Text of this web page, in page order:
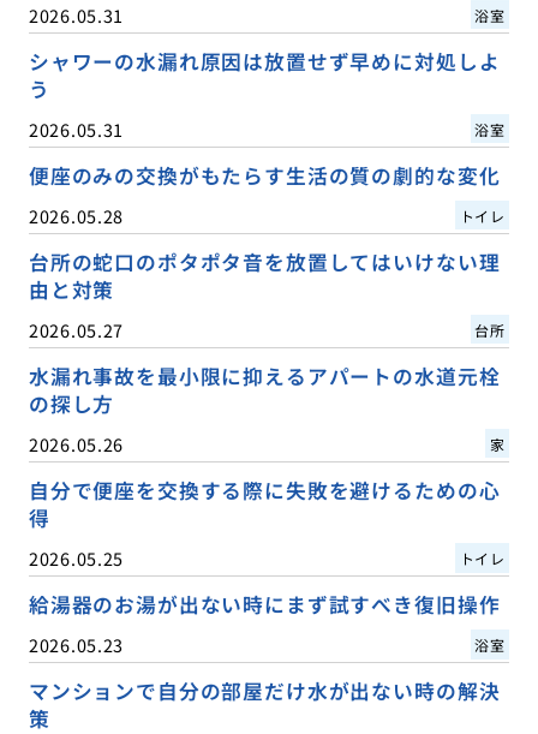
2026.05.31 浴室
シャワーの水漏れ原因は放置せず早めに対処しよ
う
2026.05.31 浴室
便座のみの交換がもたらす生活の質の劇的な変化
2026.05.28 トイレ
台所の蛇口のポタポタ音を放置してはいけない理
由と対策
2026.05.27 台所
水漏れ事故を最小限に抑えるアパートの水道元栓
の探し方
2026.05.26 家
自分で便座を交換する際に失敗を避けるための心
得
2026.05.25 トイレ
給湯器のお湯が出ない時にまず試すべき復旧操作
2026.05.23 浴室
マンションで自分の部屋だけ水が出ない時の解決
策